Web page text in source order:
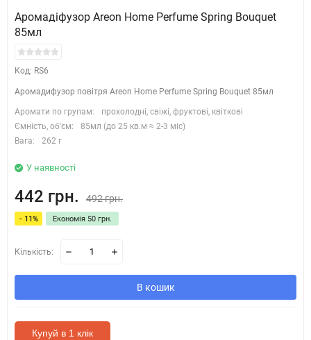
Аромадіфузор Areon Home Perfume Spring Bouquet
85мл
Код: RS6
Аромадифузор повітря Areon Home Perfume Spring Bouquet 85мл
Аромати по групам:
прохолодні, свіжі, фруктові, квіткові
Ємність, об'єм:
85мл (до 25 кв.м ≈ 2-3 міс)
Вага:
262 г
У наявності
442 грн. 492 грн.
- 11% Економія 50 грн.
Кількість:
В кошик
Купуй в 1 клік